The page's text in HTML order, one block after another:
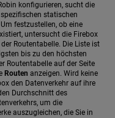
konfigurieren, sucht die
statischen
festzustellen, ob eine
untersucht die Firebox
Routentabelle. Die Liste ist
bis zu den höchsten
Routentabelle auf der Seite
Routen anzeigen. Wird keine
den Datenverkehr auf ihre
Durchschnitt des
um die
auszugleichen, die Sie in